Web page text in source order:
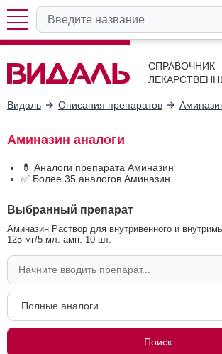
СПРАВОЧНИК
Видаль Описания препаратов
Аминазин аналоги
💊 Аналоги препарата Аминазин
✅ Более 35 аналогов Аминазин
Выбранный препарат
Аминазин Раствор для внутривенного и
125 мг/5 мл: амп. 10 шт.